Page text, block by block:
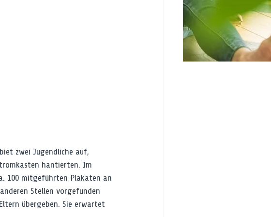
zwei Jugendliche auf,
hantierten. Im
100 mitgeführten Plakaten an
Stellen vorgefunden
übergeben. Sie erwartet